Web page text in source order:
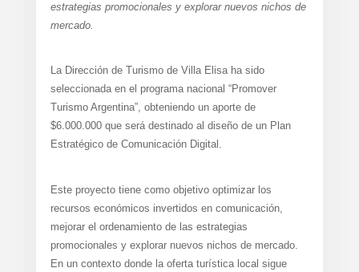
estrategias promocionales y explorar nuevos nichos de
mercado.
La Dirección de Turismo de Villa Elisa ha sido
seleccionada en el programa nacional “Promover
Turismo Argentina”, obteniendo un aporte de
$6.000.000 que será destinado al diseño de un Plan
Estratégico de Comunicación Digital.
Este proyecto tiene como objetivo optimizar los
recursos económicos invertidos en comunicación,
mejorar el ordenamiento de las estrategias
promocionales y explorar nuevos nichos de mercado.
En un contexto donde la oferta turística local sigue